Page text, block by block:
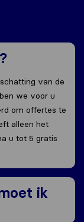
van de
we voor u
om offertes te
alleen het
u tot 5 gratis
ik